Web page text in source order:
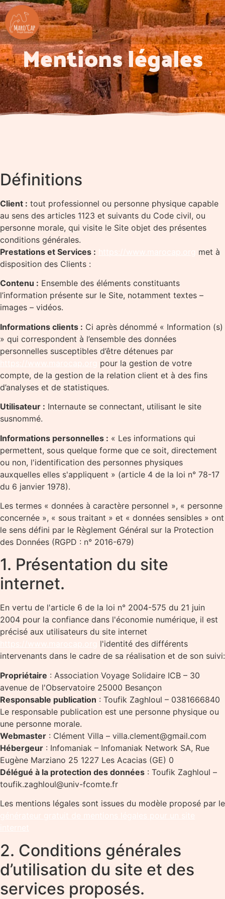
Mentions légales
Définitions
Client : tout professionnel ou personne physique capable
au sens des articles 1123 et suivants du Code civil, ou
personne morale, qui visite le Site objet des présentes
conditions générales.
Prestations et Services :
met à
disposition des Clients :
Contenu : Ensemble des éléments constituants
l’information présente sur le Site, notamment textes –
images – vidéos.
Informations clients : Ci après dénommé « Information (s)
» qui correspondent à l’ensemble des données
personnelles susceptibles d’être détenues par
pour la gestion de votre
compte, de la gestion de la relation client et à des fins
d’analyses et de statistiques.
Utilisateur : Internaute se connectant, utilisant le site
susnommé.
Informations personnelles : « Les informations qui
permettent, sous quelque forme que ce soit, directement
ou non, l'identification des personnes physiques
auxquelles elles s'appliquent » (article 4 de la loi n° 78-17
du 6 janvier 1978).
Les termes « données à caractère personnel », « personne
concernée », « sous traitant » et « données sensibles » ont
le sens défini par le Règlement Général sur la Protection
des Données (RGPD : n° 2016-679)
1. Présentation du site
internet.
En vertu de l'article 6 de la loi n° 2004-575 du 21 juin
2004 pour la confiance dans l'économie numérique, il est
précisé aux utilisateurs du site internet
l'identité des différents
intervenants dans le cadre de sa réalisation et de son suivi:
Propriétaire : Association Voyage Solidaire ICB – 30
avenue de l'Observatoire 25000 Besançon
Responsable publication : Toufik Zaghloul – 0381666840
Le responsable publication est une personne physique ou
une personne morale.
Webmaster : Clément Villa – villa.clement@gmail.com
Hébergeur : Infomaniak – Infomaniak Network SA, Rue
Eugène Marziano 25 1227 Les Acacias (GE) 0
Délégué à la protection des données : Toufik Zaghloul –
toufik.zaghloul@univ-fcomte.fr
Les mentions légales sont issues du modèle proposé par le
2. Conditions générales
d’utilisation du site et des
services proposés.